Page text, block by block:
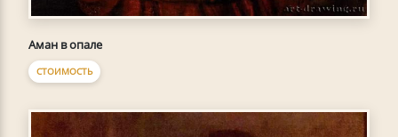
Аман в опале
СТОИМОСТЬ